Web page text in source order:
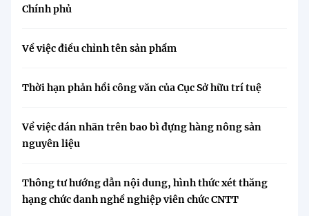
Chính phủ
Về việc điều chỉnh tên sản phẩm
Thời hạn phản hồi công văn của Cục Sở hữu trí tuệ
Về việc dán nhãn trên bao bì đựng hàng nông sản
nguyên liệu
Thông tư hướng dẫn nội dung, hình thức xét thăng
hạng chức danh nghề nghiệp viên chức CNTT